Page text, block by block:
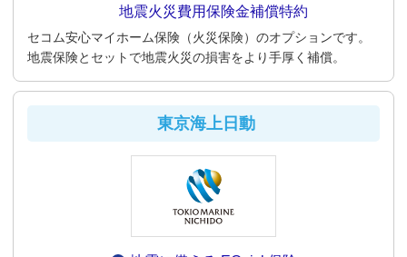
地震火災費用保険金補償特約
セコム安心マイホーム保険（火災保険）のオプションです。
地震保険とセットで地震火災の損害をより手厚く補償。
東京海上日動